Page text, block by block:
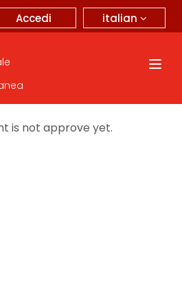
italian
Accedi
is not approve yet.